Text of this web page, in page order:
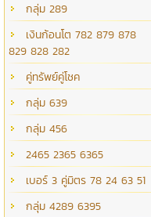
กลุ่ม 289
เงินก้อนโต 782 879 878
829 828 282
คู่ทรัพย์คู่โชค
กลุ่ม 639
กลุ่ม 456
2465 2365 6365
เบอร์ 3 คู่มิตร 78 24 63 51
กลุ่ม 4289 6395